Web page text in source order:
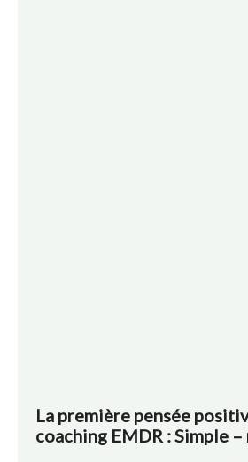
La première pensée
coaching EMDR : Simple